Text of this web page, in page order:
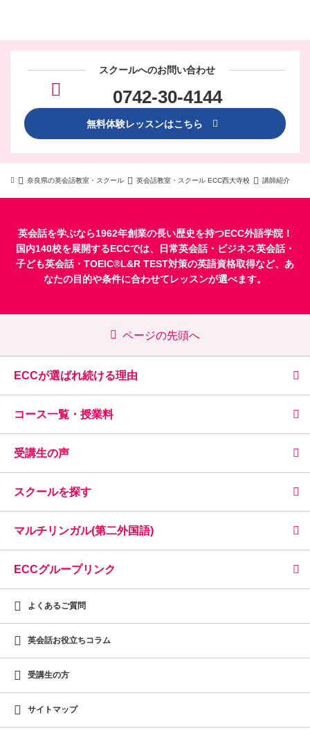
スクールへのお問い合わせ
0742-30-4144
無料体験レッスンはこちら
奈良県の英会話教室・スクール 英会話教室・スクール ECC西大寺校 講師紹介
英会話を学ぶなら1962年創業の長い歴史を持つECC外語学院！
国内140校を展開するECCでは、
日常英会話・ ビジネス英会話・
子ども英会話・ TOEIC®L&R TEST対策の英語資格取得など、あ
なたの目的や条件に合わせてレッスンが選べます。
ページの先頭へ
ECCが選ばれ続ける理由
コース一覧・授業料
受講生の声
スクールを探す
マルチリンガル(第二外国語)
ECCグループリンク
よくあるご質問
英会話お役立ちコラム
受講生の方
サイトマップ